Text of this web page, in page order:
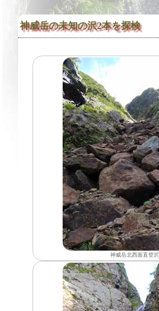
神威岳の未知の沢2本を探検
神威岳北西面直登沢